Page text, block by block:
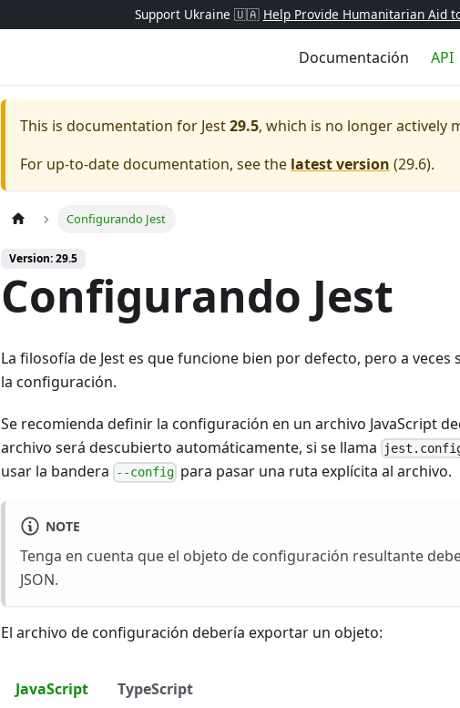
Support Ukraine 🇺🇦 Help Provide Humanitarian Aid
Documentación API
This is documentation for Jest29.5, which is no longer actively
For up-to-date documentation, see the latest version (29.6).
Configurando Jest
Version: 29.5
Configurando Jest
La filosofía de Jest es que funcione bien por defecto, pero a
la configuración.
Se recomienda definir la configuración en un archivo JavaScript
archivo será descubierto automáticamente, si se llama
usar la bandera
--config para pasar una ruta explícita al archivo.
NOTE
Tenga en cuenta que el objeto de configuración resultante
JSON.
El archivo de configuración debería exportar un objeto:
JavaScript TypeScript